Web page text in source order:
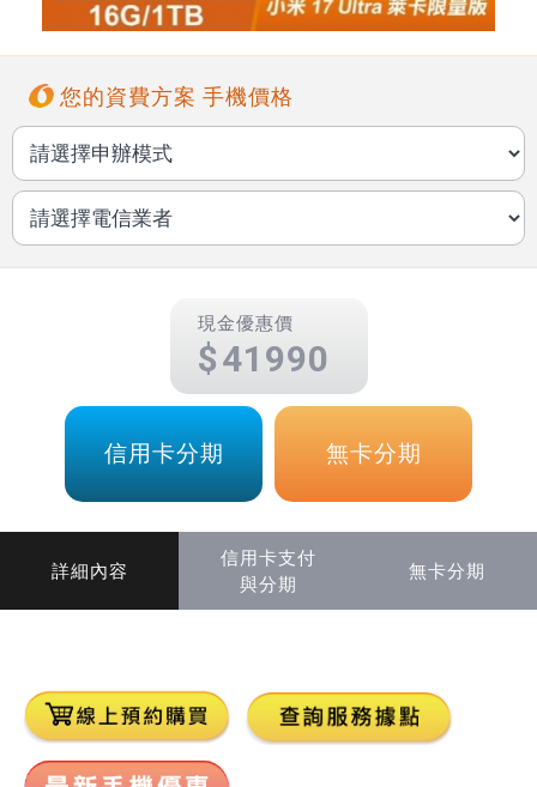
您的資費方案 手機價格
現金優惠價
41990
信用卡分期 無卡分期
詳細內容
信用卡支付
與分期
無卡分期